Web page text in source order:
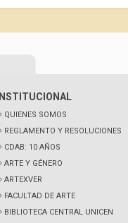
INSTITUCIONAL
QUIENES SOMOS
REGLAMENTO Y RESOLUCIONES
CDAB: 10 AÑOS
ARTE Y GÉNERO
ARTEXVER
FACULTAD DE ARTE
BIBLIOTECA CENTRAL UNICEN